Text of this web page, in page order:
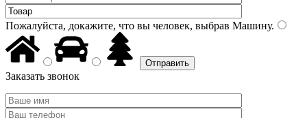
Пожалуйста, докажите, что вы человек, выбрав Машину.
Заказать звонок